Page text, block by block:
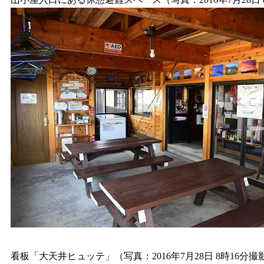
看板「大天井ヒュッテ」（写真：2016年7月28日 8時16分撮